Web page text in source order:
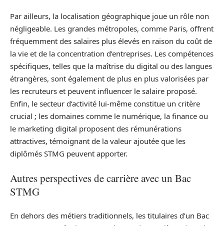
Par ailleurs, la localisation géographique joue un rôle non
négligeable. Les grandes métropoles, comme Paris, offrent
fréquemment des salaires plus élevés en raison du coût de
la vie et de la concentration d’entreprises. Les compétences
spécifiques, telles que la maîtrise du digital ou des langues
étrangères, sont également de plus en plus valorisées par
les recruteurs et peuvent influencer le salaire proposé.
Enfin, le secteur d’activité lui-même constitue un critère
crucial ; les domaines comme le numérique, la finance ou
le marketing digital proposent des rémunérations
attractives, témoignant de la valeur ajoutée que les
diplômés STMG peuvent apporter.
Autres perspectives de carrière avec un Bac
STMG
En dehors des métiers traditionnels, les titulaires d’un Bac